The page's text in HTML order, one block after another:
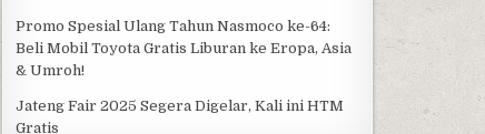
Promo Spesial Ulang Tahun Nasmoco ke-64:
Beli Mobil Toyota Gratis Liburan ke Eropa, Asia
& Umroh!
Jateng Fair 2025 Segera Digelar, Kali ini HTM
Gratis